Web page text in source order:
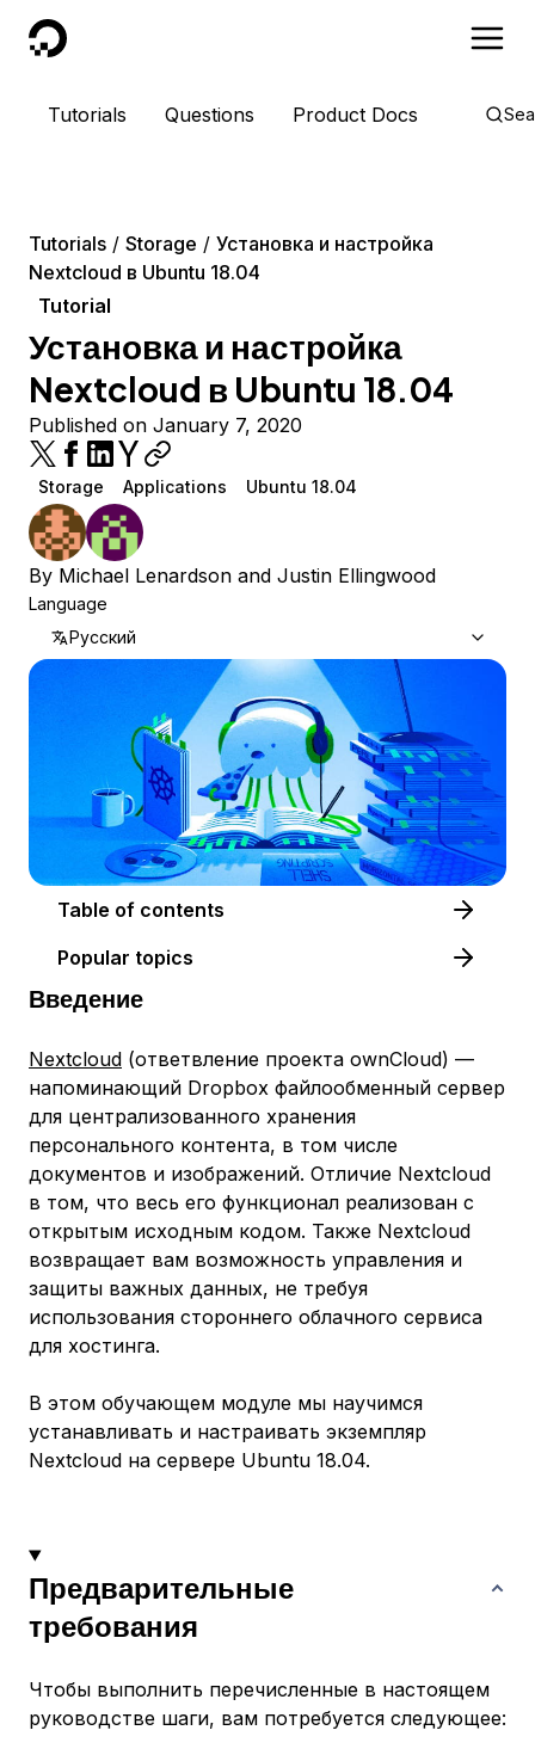
DigitalOcean
Tutorials Questions Product Docs
Tutorials Storage
Установка и настройка
Nextcloud в Ubuntu 18.04
Tutorial
Установка и настройка
Nextcloud в Ubuntu 18.04
Published on January 7, 2020
Storage Applications Ubuntu 18.04
By Michael Lenardson and Justin Ellingwood
Language
Русский
Table of contents
Popular topics
Введение
Nextcloud (ответвление проекта ownCloud) —
напоминающий Dropbox файлообменный сервер
для централизованного хранения
персонального контента, в том числе
документов и изображений. Отличие Nextcloud
в том, что весь его функционал реализован с
открытым исходным кодом. Также Nextcloud
возвращает вам возможность управления и
защиты важных данных, не требуя
использования стороннего облачного сервиса
для хостинга.
В этом обучающем модуле мы научимся
устанавливать и настраивать экземпляр
Nextcloud на сервере Ubuntu 18.04.
Предварительные
требования
Чтобы выполнить перечисленные в настоящем
руководстве шаги, вам потребуется следующее: